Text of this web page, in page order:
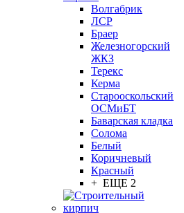
Волгабрик
ЛСР
Браер
Железногорский
ЖКЗ
Терекс
Керма
Старооскольский
ОСМиБТ
Баварская кладка
Солома
Белый
Коричневый
Красный
+ ЕЩЕ 2